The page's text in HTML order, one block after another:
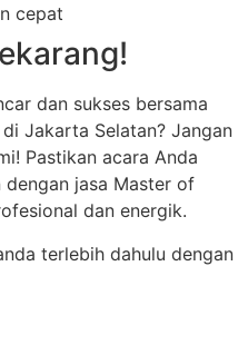
cepat
dan sukses bersama
Jakarta Selatan? Jangan
Pastikan acara Anda
jasa Master of
dan energik.
terlebih dahulu dengan